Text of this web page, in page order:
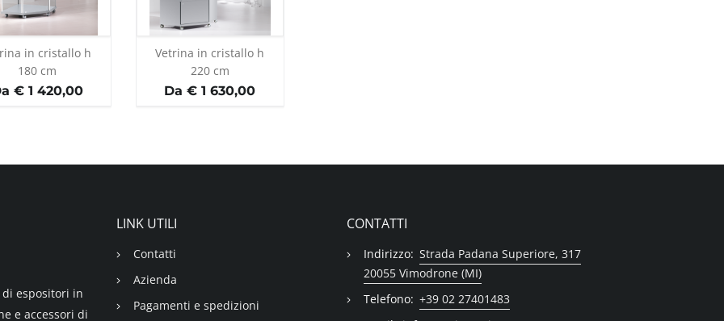
in cristallo h
180 cm
€ 1 420,00
Vetrina in cristallo h
220 cm
Da € 1 630,00
di espositori in
e accessori di
LINK UTILI
Contatti
Azienda
Pagamenti e spedizioni
CONTATTI
Indirizzo: Strada Padana Superiore, 317
20055 Vimodrone (MI)
Telefono: +39 02 27401483